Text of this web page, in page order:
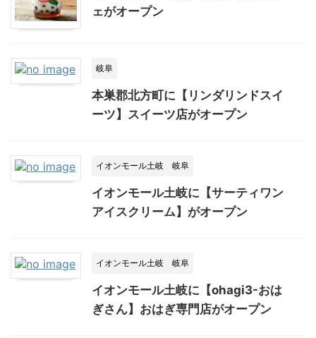
ェがオープン
岐阜
本巣郡北方町に【リンダリンドスイ
ーツ】スイーツ店がオープン
イオンモール土岐 岐阜
イオンモール土岐に【サーティワン
アイスクリーム】がオープン
イオンモール土岐 岐阜
イオンモール土岐に【ohagi3-おは
ぎさん】おはぎ専門店がオープン